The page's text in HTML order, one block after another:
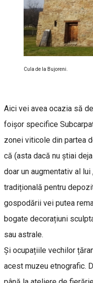
Cula de la Bujoreni.
Aici vei avea ocazia să
foișor specifice
zonei viticole din partea
că (asta dacă nu știai
doar un augmentativ al
tradițională pentru
gospodării vei putea
bogate decorațiuni
sau astrale.
Și ocupațiile vechilor
acest muzeu etnografic.